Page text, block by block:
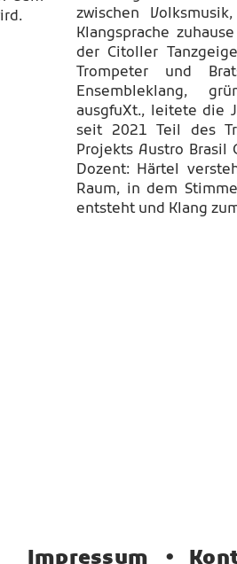
zwischen
Klangsprache
der Citoller
Trompeter und
Ensembleklang,
ausgfuXt., leitete die
seit 2021 Teil des
Projekts Austro Brasil
Dozent: Härtel
Raum, in dem
entsteht und Klang
•